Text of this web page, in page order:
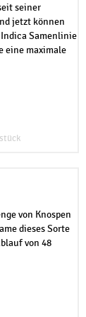
seiner
jetzt können
Samenlinie
eine maximale
von Knospen
dieses Sorte
von 48